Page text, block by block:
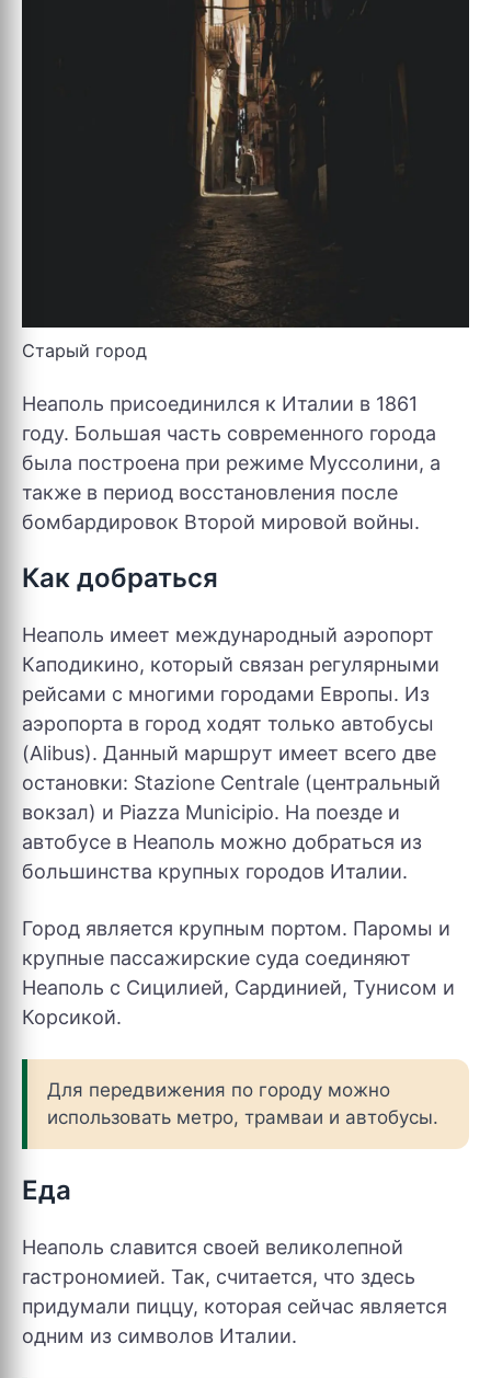
Старый город
Неаполь присоединился к Италии в 1861
году. Большая часть современного города
была построена при режиме Муссолини, а
также в период восстановления после
бомбардировок Второй мировой войны.
Как добраться
Неаполь имеет международный аэропорт
Каподикино, который связан регулярными
рейсами с многими городами Европы. Из
аэропорта в город ходят только автобусы
(Alibus). Данный маршрут имеет всего две
остановки: Stazione Centrale (центральный
вокзал) и Piazza Municipio. На поезде и
автобусе в Неаполь можно добраться из
большинства крупных городов Италии.
Город является крупным портом. Паромы и
крупные пассажирские суда соединяют
Неаполь с Сицилией, Сардинией, Тунисом и
Корсикой.
Для передвижения по городу можно
использовать метро, трамваи и автобусы.
Еда
Неаполь славится своей великолепной
гастрономией. Так, считается, что здесь
придумали пиццу, которая сейчас является
одним из символов Италии.